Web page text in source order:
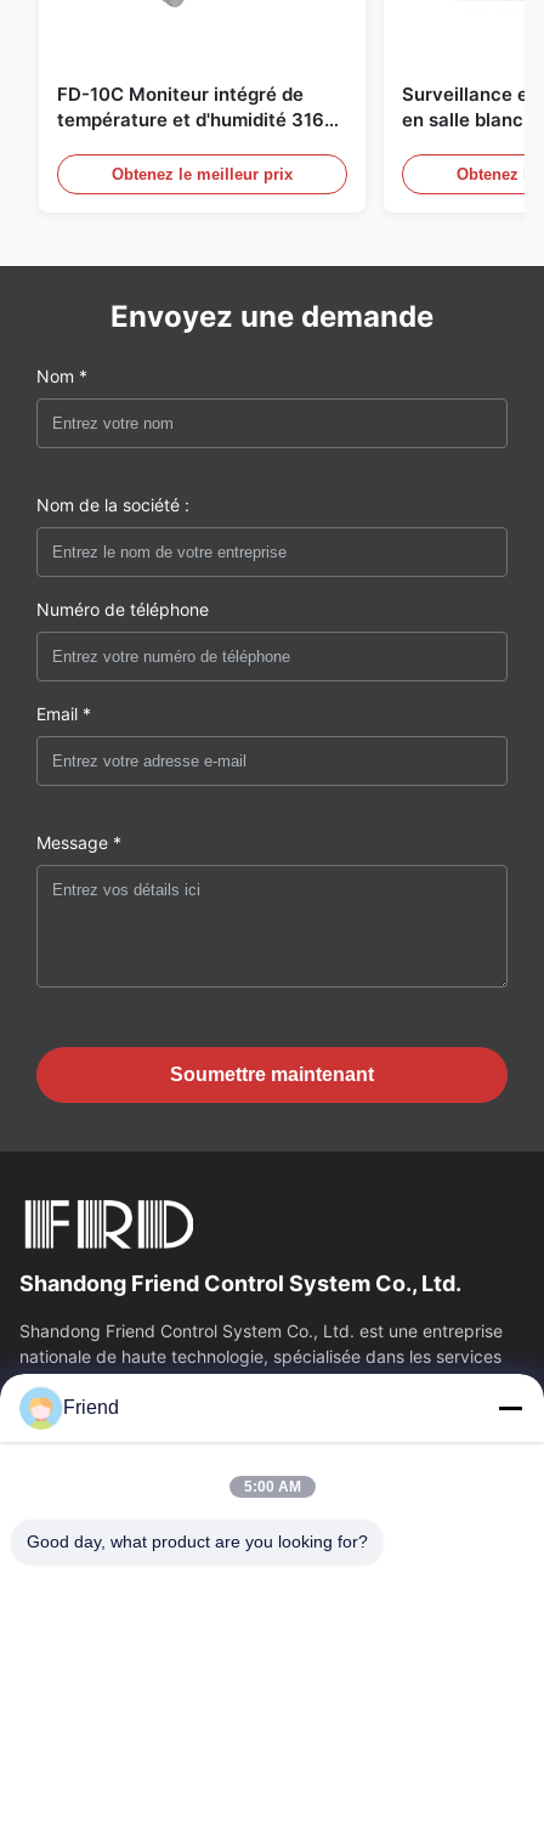
FD-10C Moniteur intégré de
température et d'humidité 316L
Obtenez le meilleur prix
Surveillance
en salle
20mA/RS485
Détection de
Obtenez
Envoyez une demande
Nom *
Nom de la société :
Numéro de téléphone
Email *
Message *
Soumettre maintenant
Shandong Friend Control System Co., Ltd.
Shandong Friend Control System Co., Ltd. est une entreprise
nationale de haute technologie, spécialisée dans les services
de R&D en...
Liens Rapides
A Propos De Nous
Visite D'usine
Contrôle De La Qualité
Friend
5:00 AM
Good day, what product are you looking for?